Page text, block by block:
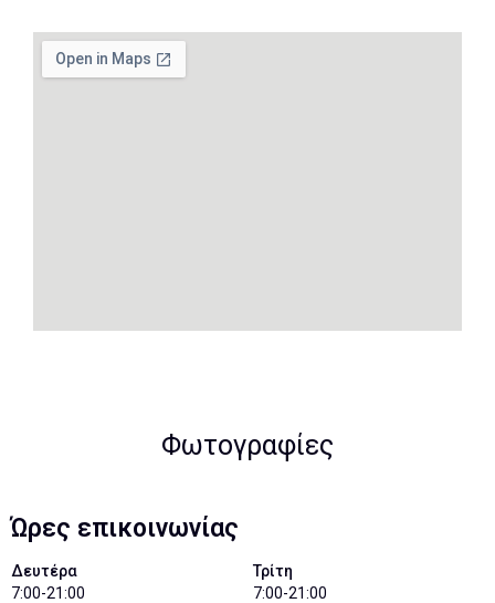
Φωτογραφίες
Ώρες επικοινωνίας
Δευτέρα
7:00-21:00
Τρίτη
7:00-21:00